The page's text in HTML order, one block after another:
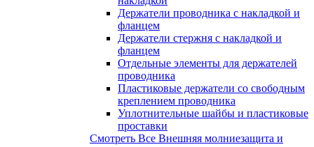
Держатели проводника с накладкой и
фланцем
Держатели стержня с накладкой и
фланцем
Отдельные элементы для держателей
проводника
Пластиковые держатели со свободным
креплением проводника
Уплотнительные шайбы и пластиковые
проставки
Смотреть Все Внешняя молниезащита и